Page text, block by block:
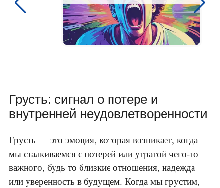
Грусть: сигнал о потере и
внутренней неудовлетворенности
Грусть — это эмоция, которая возникает, когда
мы сталкиваемся с потерей или утратой чего-то
важного, будь то близкие отношения, надежда
или уверенность в будущем. Когда мы грустим,